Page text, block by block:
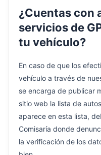
¿Cuentas con
servicios de
tu vehículo?
En caso de que los
vehículo a través de
se encarga de publicar
sitio web la lista de
aparece en esta lista,
Comisaría donde
la verificación de los